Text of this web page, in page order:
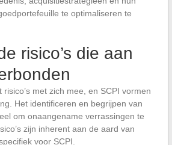
te optimaliseren te
risico’s die aan
met zich mee, en SCPI vormen
Het identificeren en begrijpen van
om onaangename verrassingen te
zijn inherent aan de aard van
voor SCPI.